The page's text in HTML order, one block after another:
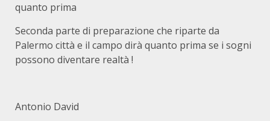
quanto prima
Seconda parte di preparazione che riparte da
Palermo città e il campo dirà quanto prima se i sogni
possono diventare realtà !
Antonio David